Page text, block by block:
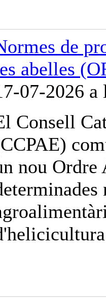
de
abelles
07-2026 a
Consell
nou Ordre